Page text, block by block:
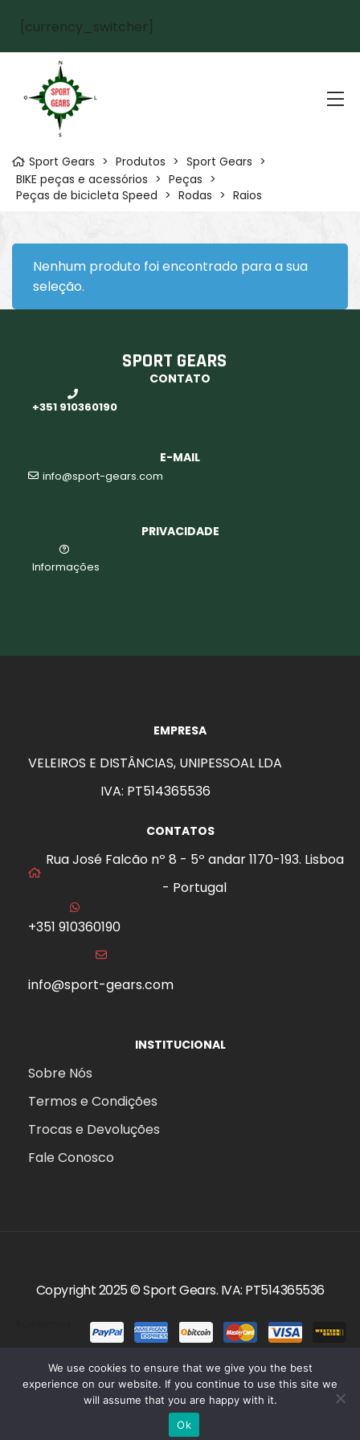
[currency_switcher]
Sport Gears > Produtos > Sport Gears >
BIKE peças e acessórios > Peças >
Peças de bicicleta Speed > Rodas > Raios
Nenhum produto foi encontrado para a sua
seleção.
SPORT GEARS
CONTATO
+351 910360190
E-MAIL
info@sport-gears.com
PRIVACIDADE
Informações
EMPRESA
VELEIROS E DISTÂNCIAS, UNIPESSOAL LDA
IVA: PT514365536
CONTATOS
Rua José Falcão nº 8 - 5º andar 1170-193. Lisboa
- Portugal
+351 910360190
info@sport-gears.com
INSTITUCIONAL
Sobre Nós
Termos e Condições
Trocas e Devoluções
Fale Conosco
Copyright 2025 ©Sport Gears. IVA: PT514365536
We use cookies to ensure that we give you the best
experience on our website. If you continue to use this site we
will assume that you are happy with it.
Ok